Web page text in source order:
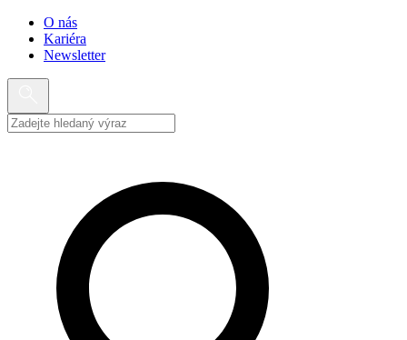
O nás
Kariéra
Newsletter